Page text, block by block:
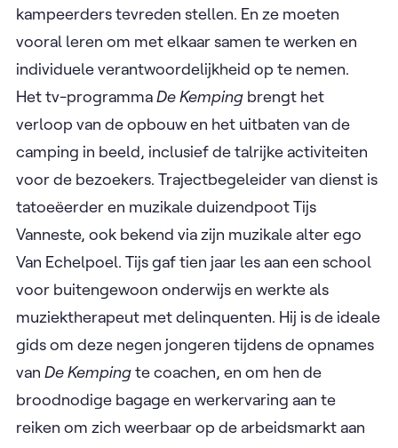
kampeerders tevreden stellen. En ze moeten
vooral leren om met elkaar samen te werken en
individuele verantwoordelijkheid op te nemen.
Het tv-programmaDe Kemping brengt het
verloop van de opbouw en het uitbaten van de
camping in beeld, inclusief de talrijke activiteiten
voor de bezoekers. Trajectbegeleider van dienst is
tatoeëerder en muzikale duizendpoot Tijs
Vanneste, ook bekend via zijn muzikale alter ego
Van Echelpoel. Tijs gaf tien jaar les aan een school
voor buitengewoon onderwijs en werkte als
muziektherapeut met delinquenten. Hij is de ideale
gids om deze negen jongeren tijdens de opnames
van De Kempingte coachen, en om hen de
broodnodige bagage en werkervaring aan te
reiken om zich weerbaar op de arbeidsmarkt aan